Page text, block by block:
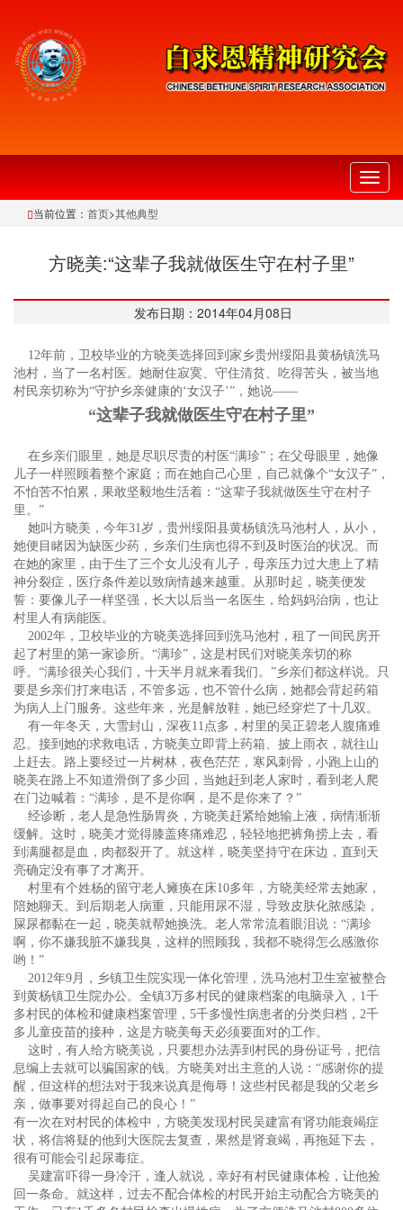
切
换
当前位置： 首页>其他典型
方晓美:“这辈子我就做医生守在村子里”
发布日期：2014年04月08日
12年前，卫校毕业的方晓美选择回到家乡贵州绥阳县黄杨镇洗马
池村，当了一名村医。她耐住寂寞、守住清贫、吃得苦头，被当地
村民亲切称为“守护乡亲健康的‘女汉子’”，她说——
“这辈子我就做医生守在村子里”
在乡亲们眼里，她是尽职尽责的村医“满珍”；在父母眼里，她像
儿子一样照顾着整个家庭；而在她自己心里，自己就像个“女汉子”，
不怕苦不怕累，果敢坚毅地生活着：“这辈子我就做医生守在村子
里。”
她叫方晓美，今年31岁，贵州绥阳县黄杨镇洗马池村人，从小，
她便目睹因为缺医少药，乡亲们生病也得不到及时医治的状况。而
在她的家里，由于生了三个女儿没有儿子，母亲压力过大患上了精
神分裂症，医疗条件差以致病情越来越重。从那时起，晓美便发
誓：要像儿子一样坚强，长大以后当一名医生，给妈妈治病，也让
村里人有病能医。
2002年，卫校毕业的方晓美选择回到洗马池村，租了一间民房开
起了村里的第一家诊所。“满珍”，这是村民们对晓美亲切的称
呼。“满珍很关心我们，十天半月就来看我们。”乡亲们都这样说。只
要是乡亲们打来电话，不管多远，也不管什么病，她都会背起药箱
为病人上门服务。这些年来，光是解放鞋，她已经穿烂了十几双。
有一年冬天，大雪封山，深夜11点多，村里的吴正碧老人腹痛难
忍。接到她的求救电话，方晓美立即背上药箱、披上雨衣，就往山
上赶去。路上要经过一片树林，夜色茫茫，寒风刺骨，小跑上山的
晓美在路上不知道滑倒了多少回，当她赶到老人家时，看到老人爬
在门边喊着：“满珍，是不是你啊，是不是你来了？”
经诊断，老人是急性肠胃炎，方晓美赶紧给她输上液，病情渐渐
缓解。这时，晓美才觉得膝盖疼痛难忍，轻轻地把裤角捞上去，看
到满腿都是血，肉都裂开了。就这样，晓美坚持守在床边，直到天
亮确定没有事了才离开。
村里有个姓杨的留守老人瘫痪在床10多年，方晓美经常去她家，
陪她聊天。到后期老人病重，只能用尿不湿，导致皮肤化脓感染，
屎尿都黏在一起，晓美就帮她换洗。老人常常流着眼泪说：“满珍
啊，你不嫌我脏不嫌我臭，这样的照顾我，我都不晓得怎么感激你
哟！”
2012年9月，乡镇卫生院实现一体化管理，洗马池村卫生室被整合
到黄杨镇卫生院办公。全镇3万多村民的健康档案的电脑录入，1千
多村民的体检和健康档案管理，5千多慢性病患者的分类归档，2千
多儿童疫苗的接种，这是方晓美每天必须要面对的工作。
这时，有人给方晓美说，只要想办法弄到村民的身份证号，把信
息编上去就可以骗国家的钱。方晓美对出主意的人说：“感谢你的提
醒，但这样的想法对于我来说真是侮辱！这些村民都是我的父老乡
亲，做事要对得起自己的良心！”
有一次在对村民的体检中，方晓美发现村民吴建富有肾功能衰竭症
状，将信将疑的他到大医院去复查，果然是肾衰竭，再拖延下去，
很有可能会引起尿毒症。
吴建富吓得一身冷汗，逢人就说，幸好有村民健康体检，让他捡
回一条命。就这样，过去不配合体检的村民开始主动配合方晓美的